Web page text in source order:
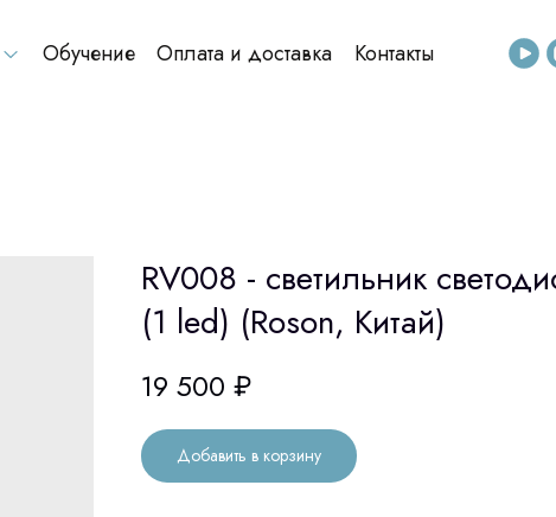
Обучение Оплата и доставка Контакты
RV008 - светильник
(1 led) (Roson, Китай)
19 500 ₽
Добавить в корзину